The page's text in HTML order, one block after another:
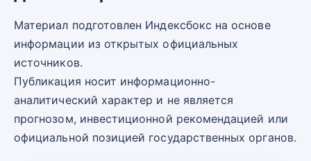
Материал подготовлен Индексбокс на основе
информации из открытых официальных
источников.
Публикация носит информационно-
аналитический характер и не является
прогнозом, инвестиционной рекомендацией или
официальной позицией государственных органов.